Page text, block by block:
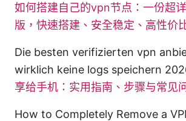
如何搭建自己的vpn节点：一份超
版，快速搭建、安全稳定、高性价
Die besten verifizierten vpn
wirklich keine logs speichern
享给手机：实用指南、步骤与常见
How to Completely Remove a